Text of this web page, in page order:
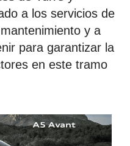
a los servicios de
y a
para garantizar la
en este tramo